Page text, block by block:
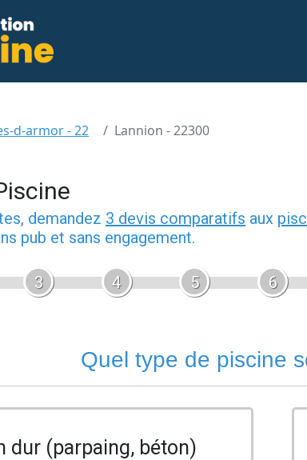
d-armor - 22 Lannion - 22300
demandez 3 devis comparatifs aux
pub et sans engagement.
3 4 5 6
Quel type de piscine
dur (parpaing, béton)